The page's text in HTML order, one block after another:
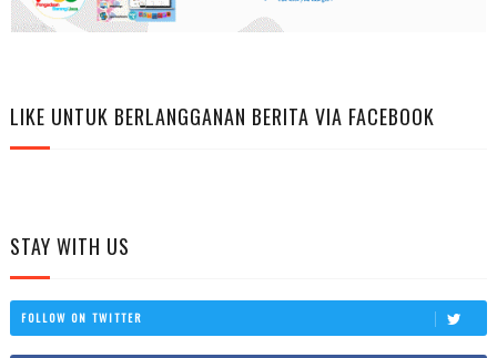
LIKE UNTUK BERLANGGANAN BERITA VIA FACEBOOK
STAY WITH US
FOLLOW ON TWITTER